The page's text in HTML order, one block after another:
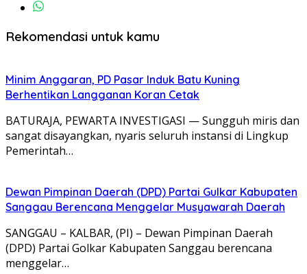
Rekomendasi untuk kamu
Minim Anggaran, PD Pasar Induk Batu Kuning
Berhentikan Langganan Koran Cetak
BATURAJA, PEWARTA INVESTIGASI — Sungguh miris dan
sangat disayangkan, nyaris seluruh instansi di Lingkup
Pemerintah…
Dewan Pimpinan Daerah (DPD) Partai Gulkar Kabupaten
Sanggau Berencana Menggelar Musyawarah Daerah
SANGGAU – KALBAR, (PI) – Dewan Pimpinan Daerah
(DPD) Partai Golkar Kabupaten Sanggau berencana
menggelar…